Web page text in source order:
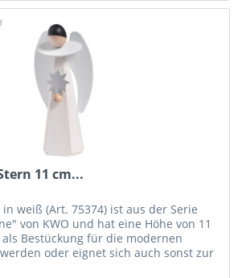
11 cm...
weiß (Art. 75374) ist aus der Serie
von KWO und hat eine Höhe von 11
Bestückung für die modernen
oder eignet sich auch sonst zur